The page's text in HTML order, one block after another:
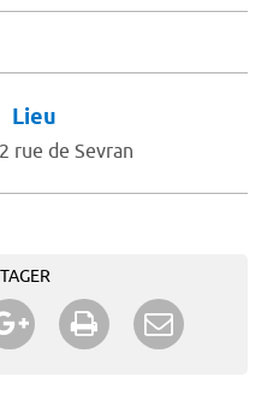
Lieu
rue de Sevran
sur Twitter
Partager sur Google+
Imprimer